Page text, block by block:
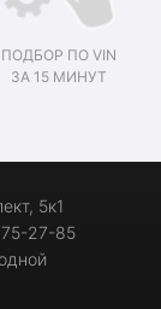
ПОДБОР ПО VIN
ЗА 15 МИНУТ
5к1
27-85